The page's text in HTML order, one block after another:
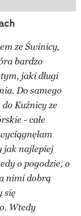
ze Świnicy,
bardzo
jaki długi
Do samego
Kuźnicy ze
- całe
jak najlepiej
o pogodzie, o
nimi dobrą
się
Wtedy